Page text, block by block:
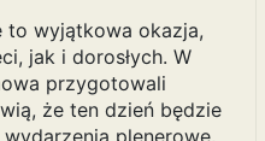
to wyjątkowa okazja,
jak i dorosłych. W
przygotowali
że ten dzień będzie
wydarzenia plenerowe,